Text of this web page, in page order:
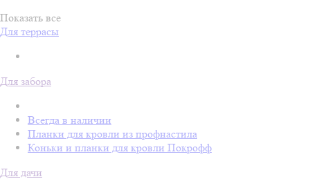
Показать все
Для террасы
Для забора
Всегда в наличии
Планки для кровли из профнастила
Коньки и планки для кровли Покрофф
Для дачи